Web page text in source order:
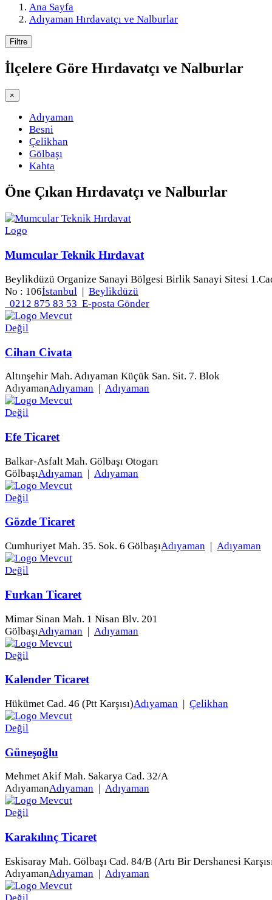
Ana Sayfa
Adıyaman Hırdavatçı ve Nalburlar
Filtre
İlçelere Göre Hırdavatçı ve Nalburlar
×
Adıyaman
Besni
Çelikhan
Gölbaşı
Kahta
Öne Çıkan Hırdavatçı ve Nalburlar
Mumcular Teknik Hırdavat
Beylikdüzü Organize Sanayi Bölgesi Birlik Sanayi Sitesi
No : 106İstanbul | Beylikdüzü
0212 875 83 53 E-posta Gönder
Cihan Civata
Altınşehir Mah. Adıyaman Küçük San. Sit. 7. Blok
AdıyamanAdıyaman Adıyaman
Efe Ticaret
Balkar-Asfalt Mah. Gölbaşı Otogarı
GölbaşıAdıyaman | Adıyaman
Gözde Ticaret
Cumhuriyet Mah. 35. Sok. 6 GölbaşıAdıyaman | Adıyaman
Furkan Ticaret
Mimar Sinan Mah. 1 Nisan Blv. 201
GölbaşıAdıyaman | Adıyaman
Kalender Ticaret
Hükümet Cad. 46 (Ptt Karşısı)Adıyaman | Çelikhan
Güneşoğlu
Mehmet Akif Mah. Sakarya Cad. 32/A
AdıyamanAdıyaman Adıyaman
Karakılınç Ticaret
Eskisaray Mah. Gölbaşı Cad. 84/B (Artı Bir Dershanesi
AdıyamanAdıyaman | Adıyaman